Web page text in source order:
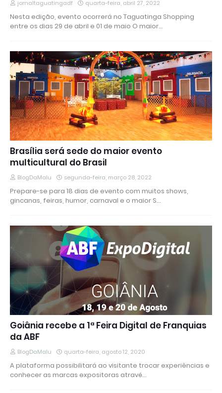
jornaltaguatingadf quarta-feira, abril 27, 2022
Nesta edição, evento ocorrerá no Taguatinga Shopping
entre os dias 29 de abril e 01 de maio O maior…
Brasília será sede do maior evento
multicultural do Brasil
BlogDaMalu segunda-feira, março 28, 2022
Prepare-se para 18 dias de evento com muitos shows,
gincanas, feiras, humor, carnaval e o maior S…
Goiânia recebe a 1ª Feira Digital de Franquias
da ABF
BlogDaMalu quarta-feira, agosto 12, 2020
A plataforma possibilitará ao visitante trocar experiências e
conhecer as marcas expositoras atravé…